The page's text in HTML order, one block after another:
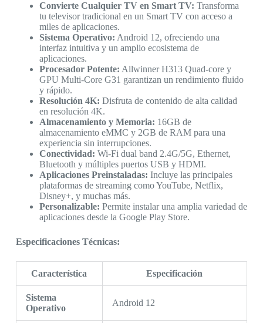
Convierte Cualquier TV en Smart TV: Transforma
tu televisor tradicional en un Smart TV con acceso a
miles de aplicaciones.
Sistema Operativo: Android 12, ofreciendo una
interfaz intuitiva y un amplio ecosistema de
aplicaciones.
Procesador Potente: Allwinner H313 Quad-core y
GPU Multi-Core G31 garantizan un rendimiento fluido
y rápido.
Resolución 4K: Disfruta de contenido de alta calidad
en resolución 4K.
Almacenamiento y Memoria: 16GB de
almacenamiento eMMC y 2GB de RAM para una
experiencia sin interrupciones.
Conectividad: Wi-Fi dual band 2.4G/5G, Ethernet,
Bluetooth y múltiples puertos USB y HDMI.
Aplicaciones Preinstaladas: Incluye las principales
plataformas de streaming como YouTube, Netflix,
Disney+, y muchas más.
Personalizable: Permite instalar una amplia variedad de
aplicaciones desde la Google Play Store.
Especificaciones Técnicas:
Característica Especificación
Sistema
Operativo
Android 12